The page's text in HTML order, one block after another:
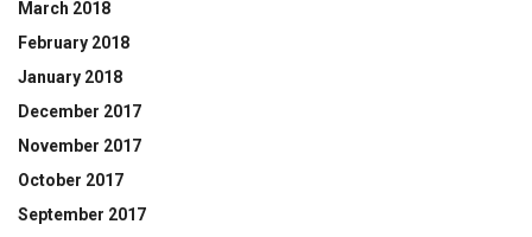
March 2018
February 2018
January 2018
December 2017
November 2017
October 2017
September 2017